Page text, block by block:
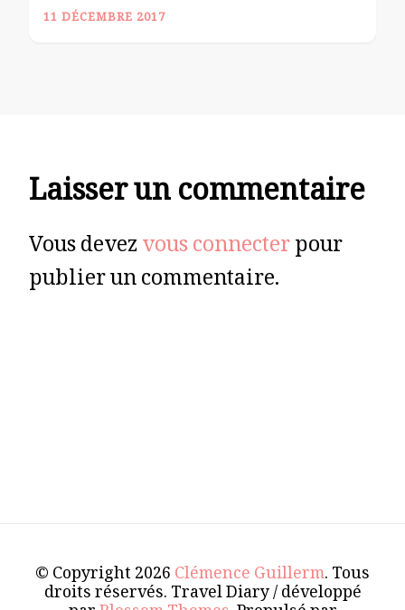
11 DÉCEMBRE 2017
Laisser un commentaire
Vous devezvous connecterpour
publier un commentaire.
© Copyright 2026 Clémence Guillerm. Tous
droits réservés. Travel Diary / développé